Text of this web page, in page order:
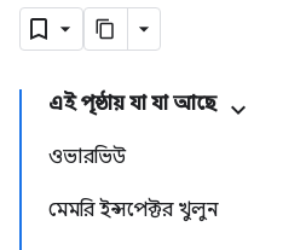
এই পৃষ্ঠায় যা যা আছে
ওভারভিউ
মেমরি ইন্সপেক্টর খুলুন